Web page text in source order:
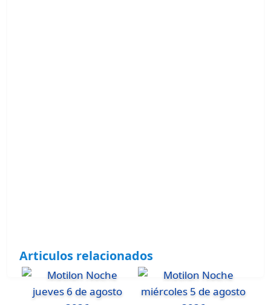
Articulos relacionados